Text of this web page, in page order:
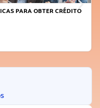
A DIFERENÇA: SEJA